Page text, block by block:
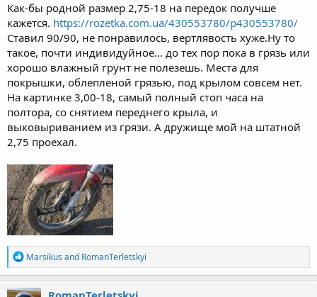
Как-бы родной размер 2,75-18 на передок получше
кажется. https://rozetka.com.ua/430553780/p430553780/
Ставил 90/90, не понравилось, вертлявость хуже.Ну то
такое, почти индивидуйное... до тех пор пока в грязь или
хорошо влажный грунт не полезешь. Места для
покрышки, облепленой грязью, под крылом совсем нет.
На картинке 3,00-18, самый полный стоп часа на
полтора, со снятием переднего крыла, и
выковыриванием из грязи. А дружище мой на штатной
2,75 проехал.
R
e
a
c
Marsikus and RomanTerletskyi